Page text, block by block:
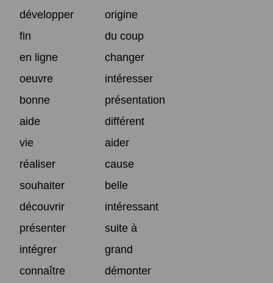
développer
origine
fin
du coup
en ligne
changer
oeuvre
intéresser
bonne
présentation
aide
différent
vie
aider
réaliser
cause
souhaiter
belle
découvrir
intéressant
présenter
suite à
intégrer
grand
connaître
démonter